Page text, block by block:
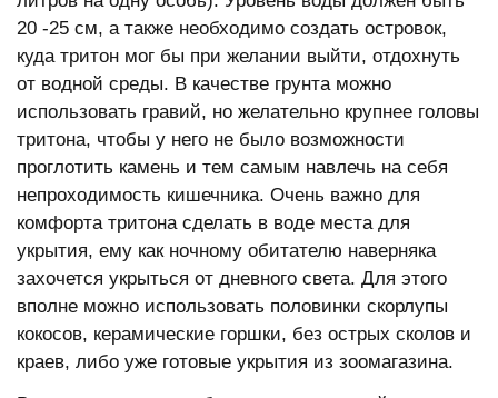
20 -25 см, а также необходимо создать островок,
куда тритон мог бы при желании выйти, отдохнуть
от водной среды. В качестве грунта можно
использовать гравий, но желательно крупнее головы
тритона, чтобы у него не было возможности
проглотить камень и тем самым навлечь на себя
непроходимость кишечника. Очень важно для
комфорта тритона сделать в воде места для
укрытия, ему как ночному обитателю наверняка
захочется укрыться от дневного света. Для этого
вполне можно использовать половинки скорлупы
кокосов, керамические горшки, без острых сколов и
краев, либо уже готовые укрытия из зоомагазина.